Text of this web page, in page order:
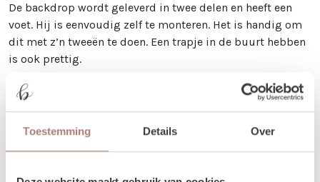
Toestemming Details Over
De backdrop wordt geleverd in twee delen en heeft een
voet. Hij is eenvoudig zelf te monteren. Het is handig om
dit met z’n tweeën te doen. Een trapje in de buurt hebben
is ook prettig.
Bekijk altijd even de productfoto’s op de website om te
zien hoe de backdrop in elkaar gezet wordt en hoe het
Staat de backdrop op ongelijke grond of waait het hard?
Zet hem dan extra vast met haringen. Deze worden niet